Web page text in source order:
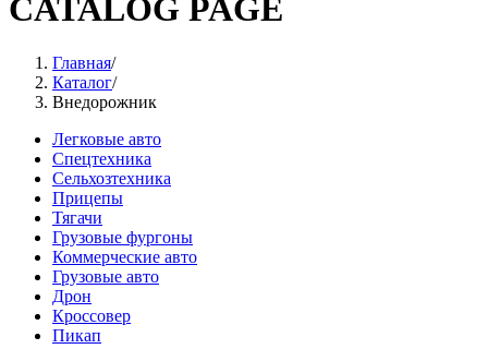
CATALOG PAGE
Главная/
Каталог/
Внедорожник
Легковые авто
Спецтехника
Сельхозтехника
Прицепы
Тягачи
Грузовые фургоны
Коммерческие авто
Грузовые авто
Дрон
Кроссовер
Пикап